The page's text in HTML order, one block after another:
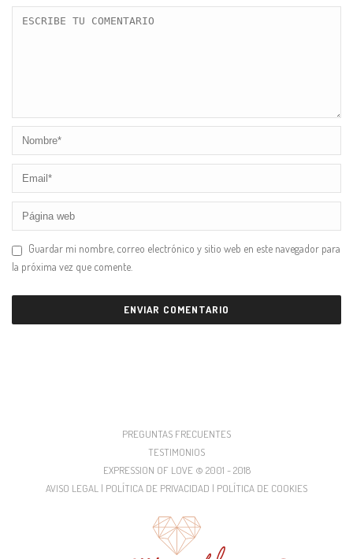
Guardar mi nombre, correo electrónico y sitio web en este navegador para
la próxima vez que comente.
PREGUNTAS FRECUENTES
TESTIMONIOS
EXPRESSION OF LOVE © 2001 - 2018
AVISO LEGAL | POLÍTICA DE PRIVACIDAD | POLÍTICA DE COOKIES